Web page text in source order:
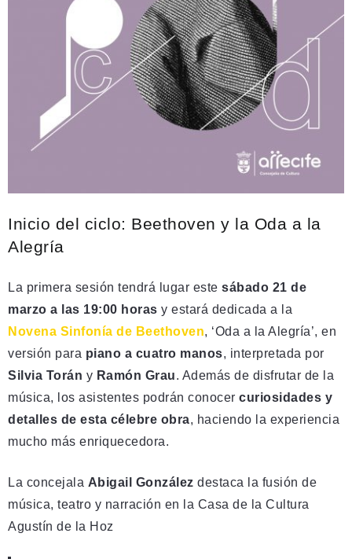
Inicio del ciclo: Beethoven y la Oda a la
Alegría
La primera sesión tendrá lugar este sábado 21 de
marzo a las 19:00 horas y estará dedicada a la
Novena Sinfonía de Beethoven, ‘Oda a la Alegría’, en
versión para piano a cuatro manos, interpretada por
Silvia Torán y Ramón Grau. Además de disfrutar de la
música, los asistentes podrán conocer curiosidades y
detalles de esta célebre obra, haciendo la experiencia
mucho más enriquecedora.
La concejala Abigail González destaca la fusión de
música, teatro y narración en la Casa de la Cultura
Agustín de la Hoz